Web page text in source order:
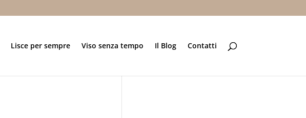
Lisce per sempre Viso senza tempo Il Blog Contatti